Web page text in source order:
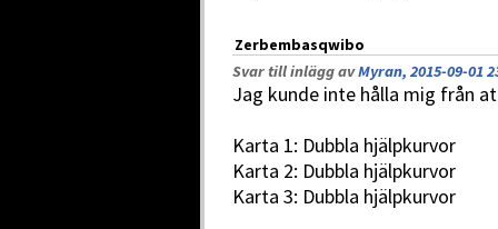
Zerbembasqwibo
Svar till inlägg avMyran, 2015-09-01
Jag kunde inte hålla mig från
Karta 1: Dubbla hjälpkurvor
Karta 2: Dubbla hjälpkurvor
Karta 3: Dubbla hjälpkurvor